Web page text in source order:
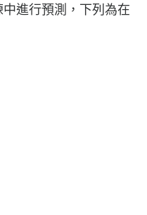
進行預測，下列為在